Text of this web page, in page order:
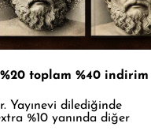
toplam %40 indirim
Yayınevi dilediğinde
%10 yanında diğer